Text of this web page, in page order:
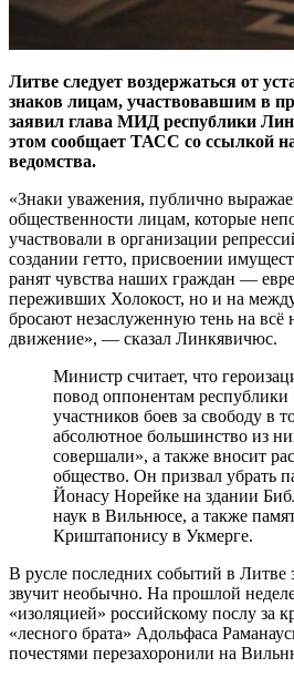
Литве следует воздержаться от
знаков лицам, участвовавшим в
заявил глава МИД республики
этом сообщает ТАСС со ссылкой
ведомства.
«Знаки уважения, публично
общественности лицам, которые
участвовали в организации
создании гетто, присвоении
ранят чувства наших граждан —
переживших Холокост, но и на
бросают незаслуженную тень на всё
движение», — сказал Линкявичюс.
Министр считает, что
повод оппонентам республики
участников боев за свободу в
абсолютное большинство из
совершали», а также вносит
общество. Он призвал убрать
Йонасу Норейке на здании
наук в Вильнюсе, а также
Криштапонису в Укмерге.
В русле последних событий в Литве
звучит необычно. На прошлой
«изоляцией» российскому послу за
«лесного брата» Адольфаса
почестями перезахоронили на